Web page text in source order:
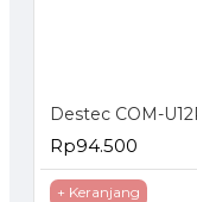
Rp94.500
+ Keranjang